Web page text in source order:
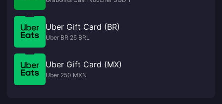
Uber Gift Card (BR)
Uber BR 25 BRL
Uber Gift Card (MX)
Uber 250 MXN